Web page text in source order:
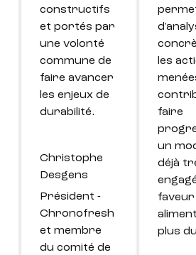
constructifs
et portés par
une volonté
commune de
faire avancer
les enjeux de
durabilité.
Christophe
Desgens
Président -
Chronofresh
et membre
du comité de
les
faire
un
déjà
faveur
plus